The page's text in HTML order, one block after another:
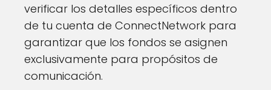
verificar los detalles específicos dentro
de tu cuenta de ConnectNetwork para
garantizar que los fondos se asignen
exclusivamente para propósitos de
comunicación.